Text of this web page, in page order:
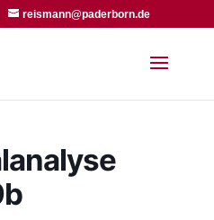
reismann@paderborn.de